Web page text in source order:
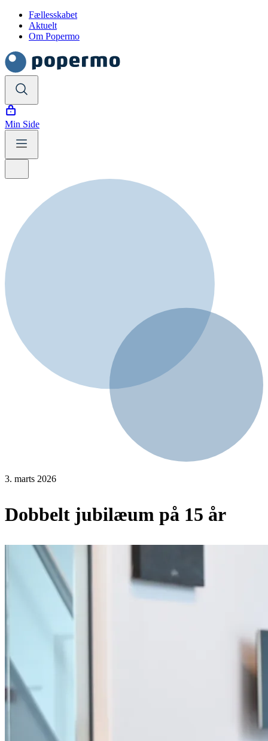
Fællesskabet
Aktuelt
Om Popermo
Min Side
3. marts 2026
Dobbelt jubilæum på 15 år